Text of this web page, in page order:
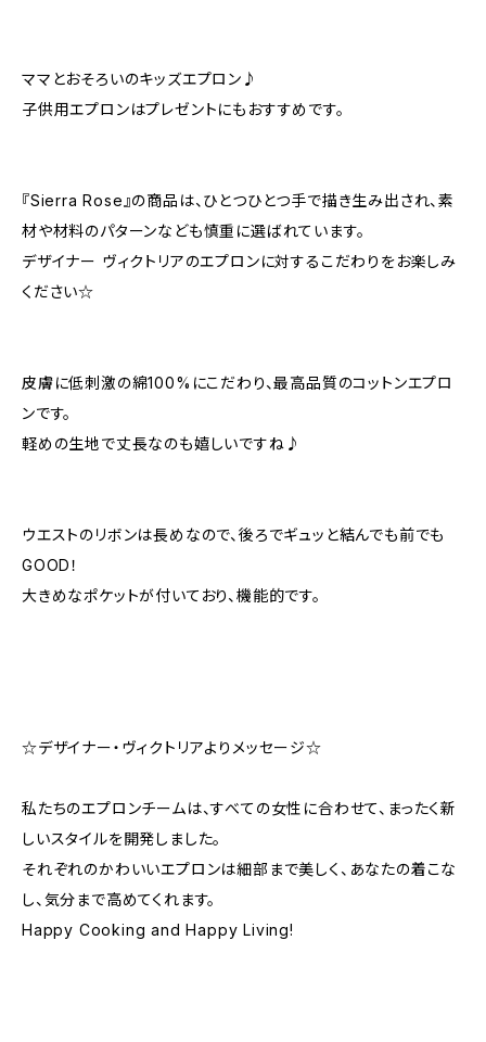
ママとおそろいのキッズエプロン♪
子供用エプロンはプレゼントにもおすすめです。
『Sierra Rose』の商品は、ひとつひとつ手で描き生み出され、素
材や材料のパターンなども慎重に選ばれています。
デザイナー ヴィクトリアのエプロンに対するこだわりをお楽しみ
ください☆
皮膚に低刺激の綿100%にこだわり、最高品質のコットンエプロ
ンです。
軽めの生地で丈長なのも嬉しいですね♪
ウエストのリボンは長めなので、後ろでギュッと結んでも前でも
GOOD！
大きめなポケットが付いており、機能的です。
☆デザイナー・ヴィクトリアよりメッセージ☆
私たちのエプロンチームは、すべての女性に合わせて、まったく新
しいスタイルを開発しました。
それぞれのかわいいエプロンは細部まで美しく、あなたの着こな
し、気分まで高めてくれます。
Happy Cooking and Happy Living!